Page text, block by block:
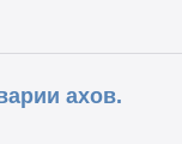
ахов.